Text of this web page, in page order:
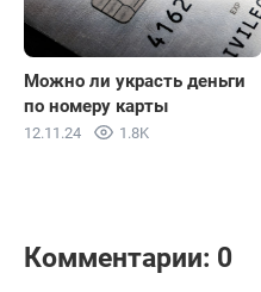
Можно ли украсть деньги
по номеру карты
12.11.24 1.8K
Комментарии: 0